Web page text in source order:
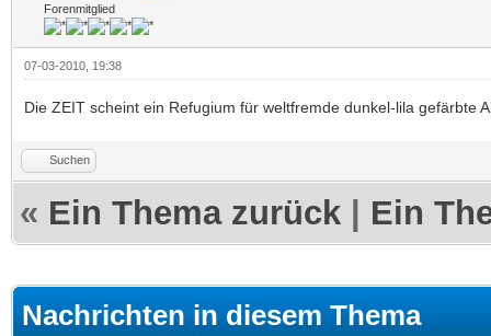
Forenmitglied
07-03-2010, 19:38
Die ZEIT scheint ein Refugium für weltfremde dunkel-lila gefärbte
Suchen
« Ein Thema zurück Ein
Nachrichten in diesem Thema